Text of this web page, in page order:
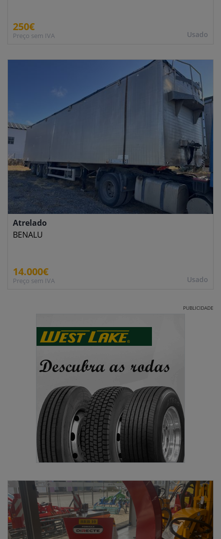
Usado
250€
Preço sem IVA
Usado
Atrelado
BENALU
14.000€
Preço sem IVA
PUBLICIDADE